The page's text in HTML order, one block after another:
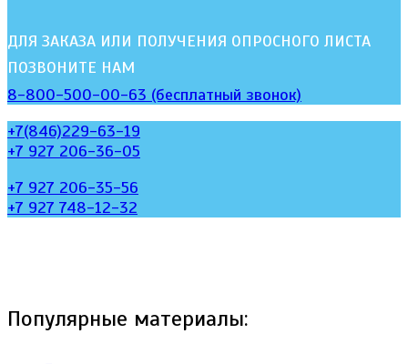
ДЛЯ ЗАКАЗА ИЛИ ПОЛУЧЕНИЯ ОПРОСНОГО ЛИСТА
ПОЗВОНИТЕ НАМ
8-800-500-00-63 (бесплатный звонок)
+7(846)229-63-19
+7 927 206-36-05
+7 927 206-35-56
+7 927 748-12-32
Популярные материалы: